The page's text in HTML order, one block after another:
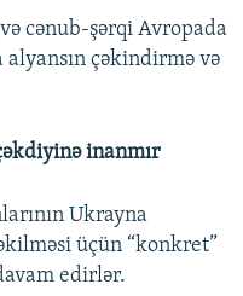
cənub-şərqi Avropada
çəkindirmə və
inanmır
Ukrayna
üçün “konkret”
edirlər.